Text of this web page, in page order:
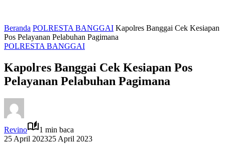
Beranda POLRESTA BANGGAI Kapolres Banggai Cek Kesiapan
Pos Pelayanan Pelabuhan Pagimana
POLRESTA BANGGAI
Kapolres Banggai Cek Kesiapan Pos
Pelayanan Pelabuhan Pagimana
Revino
1 min baca
25 April 202325 April 2023